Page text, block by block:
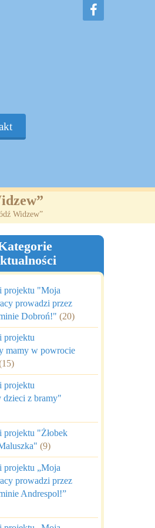
Widzew”
projektu "Moja
prowadzi przez
Dobroń!" (20)
projektu
mamy w powrocie
projektu
dzieci z bramy"
projektu "Żłobek
(9)
projektu „Moja
prowadzi przez
Andrespol!”